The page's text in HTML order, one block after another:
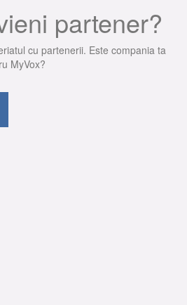
partener?
cu partenerii. Este compania ta
MyVox?